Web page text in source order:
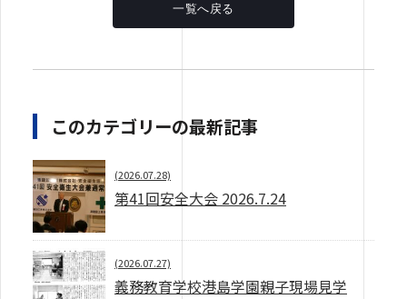
一覧へ戻る
このカテゴリーの最新記事
(2026.07.28)
第41回安全大会 2026.7.24
(2026.07.27)
義務教育学校港島学園親子現場見学